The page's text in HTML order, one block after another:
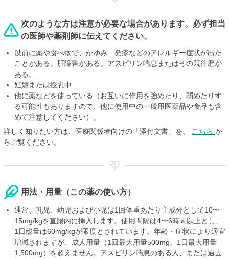
次のような方は注意が必要な場合があります。必ず担当
の医師や薬剤師に伝えてください。
以前に薬や食べ物で、かゆみ、発疹などのアレルギー症状が出た
ことがある。肝障害がある。アスピリン喘息またはその既往歴が
ある。
妊娠または授乳中
他に薬などを使っている（お互いに作用を強めたり、弱めたりす
る可能性もありますので、他に使用中の一般用医薬品や食品も含
めて注意してください）。
詳しく知りたい方は、医療関係者向けの「添付文書」を、
こちら か
らご覧ください。
用法・用量（この薬の使い方）
通常、乳児、幼児および小児は1回体重あたり主成分として10〜
15mg/kgを直腸内に挿入します。使用間隔は4〜6時間以上とし、
1日総量は60mg/kgが限度とされています。年齢・症状により適宜
増減されますが、成人用量（1回最大用量500mg、1日最大用量
1,500mg）を超えません。アスピリン喘息のある人、または過去